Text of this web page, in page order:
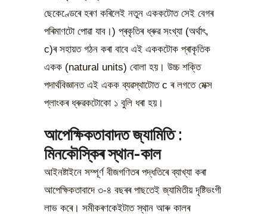
ছেকেণ্ডেৰে হৰণ কৰিলেই নতুন এককটোত সেই বেগৰ
পৰিমাণটো পোৱা যাব।) প্ৰকৃতিৰ ধ্ৰুৱ সংখ্যা (অৰ্থাৎ,
c)ৰ সহায়ত গঠন কৰা বাবে এই এককটোক প্ৰাকৃতিক
একক (natural units) বোলা হয়। উচ্চ শক্তি
পদাৰ্থবিজ্ঞানত এই একক ব্যৱস্থাটোত c ৰ লগতে মেক্স
প্লাংকৰ ধ্ৰুৱকটোকো ১ বুলি ধৰা হয়।
আপেক্ষিকতাবাদত জ্যামিতি :
মিনকৌস্কিৰ স্থান-কাল
আইনষ্টাইনে সম্পূৰ্ণ বীজগণিতৰ পদ্ধতিৰে ব্যাখ্যা কৰা
আপেক্ষিকতাবাদে ৩-৪ বছৰৰ পাছতেই জ্যামিতীয় দৃষ্টিভংগী
লাভ কৰে। সমীকৰণকেইটাত স্থান আৰু কালৰ